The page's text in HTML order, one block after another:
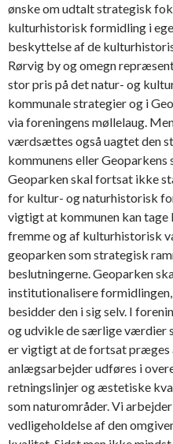
ønske om udtalt strategisk
kulturhistorisk formidling i
beskyttelse af de
Rørvig by og omegn
stor pris på det natur- og
kommunale strategier og i
via foreningens møllelaug.
værdsættes også uagtet den
kommunens eller
Geoparken skal fortsat ikke
for kultur- og naturhistorisk
vigtigt at kommunen kan
fremme og af kulturhistorisk
geoparken som strategisk
beslutningerne. Geoparken
institutionalisere
besidder den i sig selv. I
og udvikle de særlige værdier
er vigtigt at de fortsat præges
anlægsarbejder udføres i
retningslinjer og æstetiske
som naturområder. Vi
vedligeholdelse af den